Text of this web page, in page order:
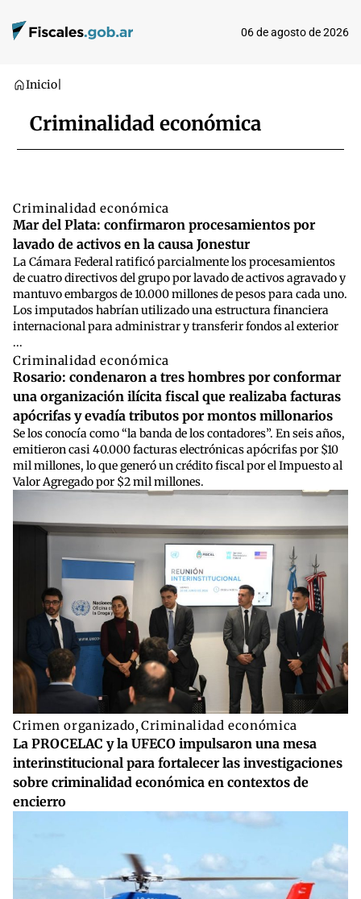
06 de agosto de 2026
Inicio
Criminalidad económica
Criminalidad económica
Mar del Plata: confirmaron procesamientos por
lavado de activos en la causa Jonestur
La Cámara Federal ratificó parcialmente los procesamientos
de cuatro directivos del grupo por lavado de activos agravado y
mantuvo embargos de 10.000 millones de pesos para cada uno.
Los imputados habrían utilizado una estructura financiera
internacional para administrar y transferir fondos al exterior
...
Criminalidad económica
Rosario: condenaron a tres hombres por conformar
una organización ilícita fiscal que realizaba facturas
apócrifas y evadía tributos por montos millonarios
Se los conocía como “la banda de los contadores”. En seis años,
emitieron casi 40.000 facturas electrónicas apócrifas por $10
mil millones, lo que generó un crédito fiscal por el Impuesto al
Valor Agregado por $2 mil millones.
Crimen organizado, Criminalidad económica
La PROCELAC y la UFECO impulsaron una mesa
interinstitucional para fortalecer las investigaciones
sobre criminalidad económica en contextos de
encierro